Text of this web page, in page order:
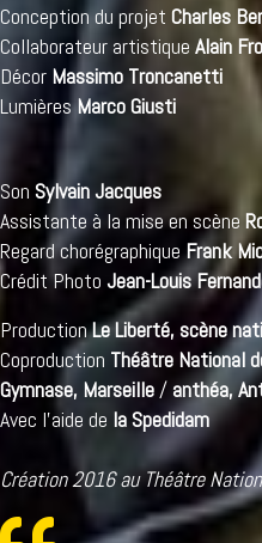
Conception du projet Charles
Collaborateur artistique Alain
Décor Massimo Troncanetti
LumièresMarco Giusti
Son Sylvain Jacques
Assistante à la mise en scène
Regard chorégraphique Frank
Crédit Photo Jean-Louis
ProductionLe Liberté, scène
Coproduction Théâtre National
Gymnase, Marseille/anthéa,
Avec l'aide de la Spedidam
Création 2016 au Théâtre